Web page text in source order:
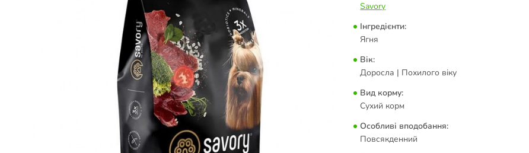
Savory
Інгредієнти:
Ягня
Вік:
Доросла | Похилого віку
Вид корму:
Сухий корм
Особливі вподобання:
Повсякденний